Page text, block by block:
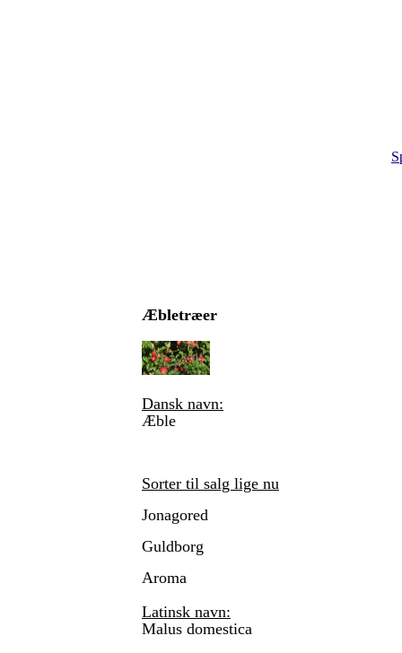
Æbletræer
Dansk navn:
Æble
Sorter til salg lige nu
Jonagored
Guldborg
Aroma
Latinsk navn:
Malus domestica